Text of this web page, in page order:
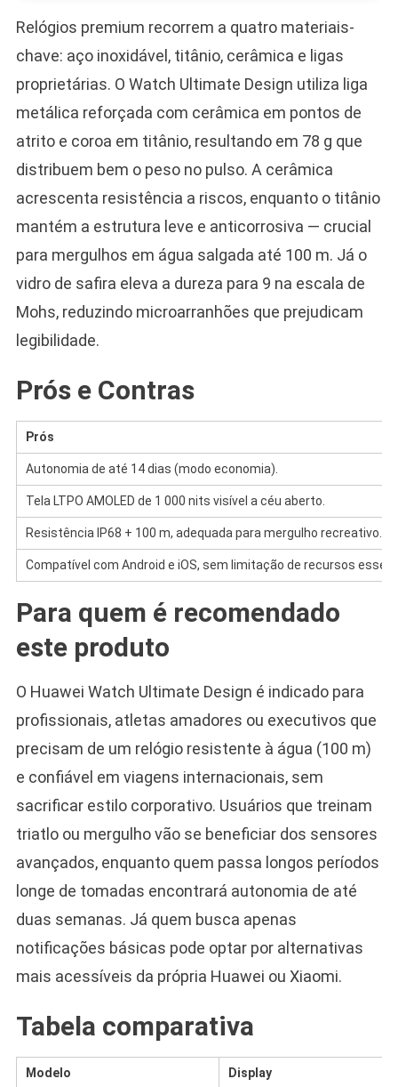
Relógios premium recorrem a quatro materiais-
chave: aço inoxidável, titânio, cerâmica e ligas
proprietárias. O Watch Ultimate Design utiliza liga
metálica reforçada com cerâmica em pontos de
atrito e coroa em titânio, resultando em 78 g que
distribuem bem o peso no pulso. A cerâmica
acrescenta resistência a riscos, enquanto o titânio
mantém a estrutura leve e anticorrosiva — crucial
para mergulhos em água salgada até 100 m. Já o
vidro de safira eleva a dureza para 9 na escala de
Mohs, reduzindo microarranhões que prejudicam
legibilidade.
Prós e Contras
Prós
Autonomia de até 14 dias (modo economia).
Tela LTPO AMOLED de 1 000 nits visível a céu aberto.
Resistência IP68 + 100 m, adequada para mergulho recreativo.
Compatível com Android e iOS, sem limitação de recursos
Para quem é recomendado
este produto
O Huawei Watch Ultimate Design é indicado para
profissionais, atletas amadores ou executivos que
precisam de um relógio resistente à água (100 m)
e confiável em viagens internacionais, sem
sacrificar estilo corporativo. Usuários que treinam
triatlo ou mergulho vão se beneficiar dos sensores
avançados, enquanto quem passa longos períodos
longe de tomadas encontrará autonomia de até
duas semanas. Já quem busca apenas
notificações básicas pode optar por alternativas
mais acessíveis da própria Huawei ou Xiaomi.
Tabela comparativa
Modelo Display